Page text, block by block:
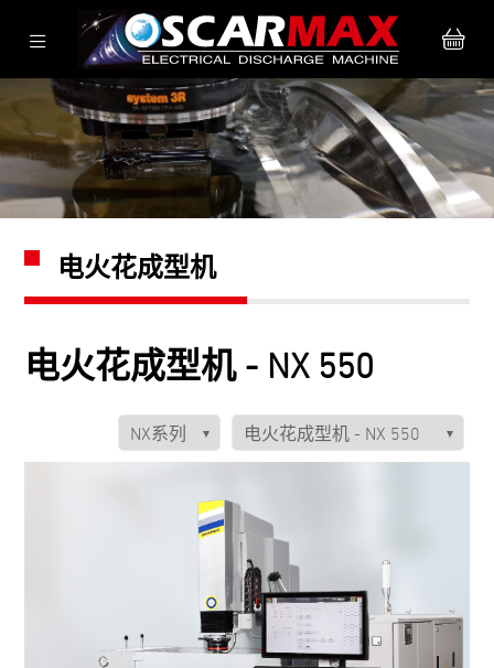
电火花成型机
电火花成型机 - NX 550